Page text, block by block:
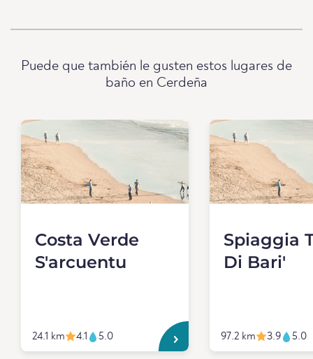
Puede que también le gusten estos lugares de
baño en Cerdeña
Costa Verde
S'arcuentu
24.1 km 4.1 5.0
Spiaggia
Di Bari'
97.2 km 3.9 5.0